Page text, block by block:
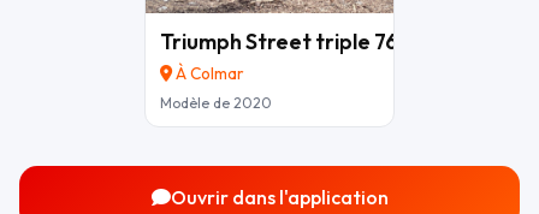
Triumph Street triple 765 R
À Colmar
Modèle de 2020
Ouvrir dans l'application